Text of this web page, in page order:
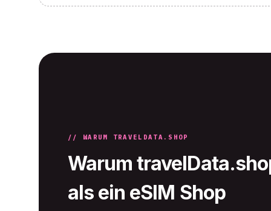
// WARUM TRAVELDATA.SHOP
Warum
als ein eSIM Shop